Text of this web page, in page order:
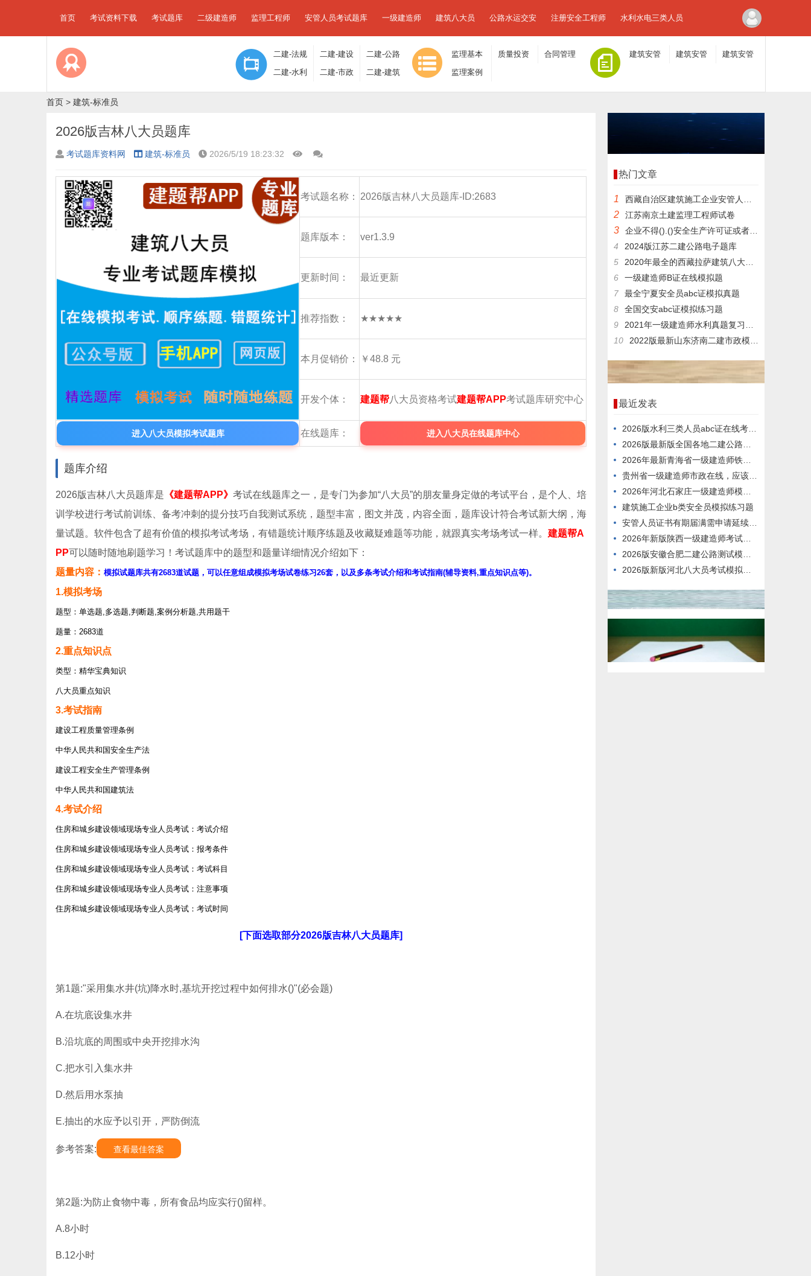
首页 考试资料下载 考试题库 二级建造师 监理工程师 安管人员考试题库 一级建造师 建筑八大员 公路水运交安 注册安全工程师 水利水电三类人员
二建-法规
及相关知
识
二建-建设
工程施工
管理
二建-公路
工程
二建-水利
水电
二建-市政
工程
二建-建筑
工程
监理基本
理论与相
关法规
质量投资 合同管理
监理案例
分析
建筑安管 建筑安管 建筑安管
首页 > 建筑-标准员
2026版吉林八大员题库
考试题库资料网 建筑-标准员 2026/5/19 18:23:32
考试题名称： 2026版吉林八大员题库-ID:2683
题库版本： ver1.3.9
更新时间： 最近更新
推荐指数： ★★★★★
本月促销价： ￥48.8 元
开发个体： 建题帮八大员资格考试建题帮APP考试题库研究中心
进入八大员模拟考试题库 在线题库： 进入八大员在线题库中心
题库介绍
2026版吉林八大员题库是 《建题帮APP》 考试在线题库之一，是专门为参加“八大员”的朋友量身定做的考试平台，是个人、培
训学校进行考试前训练、备考冲刺的提分技巧自我测试系统，题型丰富，图文并茂，内容全面，题库设计符合考试新大纲，海
量试题。软件包含了超有价值的模拟考试考场，有错题统计顺序练题及收藏疑难题等功能，就跟真实考场考试一样。 建题帮A
PP可以随时随地刷题学习！考试题库中的题型和题量详细情况介绍如下：
题量内容： 模拟试题库共有2683道试题，可以任意组成模拟考场试卷练习26套，以及多条考试介绍和考试指南(辅导资料,重点知识点等)。
1.模拟考场
题型：单选题,多选题,判断题,案例分析题,共用题干
题量：2683道
2.重点知识点
类型：精华宝典知识
八大员重点知识
3.考试指南
建设工程质量管理条例
中华人民共和国安全生产法
建设工程安全生产管理条例
中华人民共和国建筑法
4.考试介绍
住房和城乡建设领域现场专业人员考试：考试介绍
住房和城乡建设领域现场专业人员考试：报考条件
住房和城乡建设领域现场专业人员考试：考试科目
住房和城乡建设领域现场专业人员考试：注意事项
住房和城乡建设领域现场专业人员考试：考试时间
[下面选取部分2026版吉林八大员题库]
第1题:"采用集水井(坑)降水时,基坑开挖过程中如何排水()"(必会题)
A.在坑底设集水井
B.沿坑底的周围或中央开挖排水沟
C.把水引入集水井
D.然后用水泵抽
E.抽出的水应予以引开，严防倒流
参考答案: 查看最佳答案
第2题:为防止食物中毒，所有食品均应实行()留样。
A.8小时
B.12小时
热门文章
1 西藏自治区建筑施工企业安管人员考题
2 江苏南京土建监理工程师试卷
3
企业不得().()安全生产许可证或者使用()的安全生产许可证。
4
2024版江苏二建公路电子题库
5
2020年最全的西藏拉萨建筑八大员质量员在线测试模拟练习题及做题软件
6
一级建造师B证在线模拟题
7
最全宁夏安全员abc证模拟真题
8
全国交安abc证模拟练习题
9
2021年一级建造师水利真题复习题库
10
2022版最新山东济南二建市政模拟题
最近发表
2026版水利三类人员abc证在线考核试卷
2026版最新版全国各地二建公路题目
2026年最新青海省一级建造师铁路，到底难不难考？
贵州省一级建造师市政在线，应该怎么考？
2026年河北石家庄一级建造师模拟真题
建筑施工企业b类安全员模拟练习题
安管人员证书有期届满需申请延续的，经安全生产教育培训合格，连续3年内每年度不少于()个学时。
2026年新版陕西一级建造师考试题型
2026版安徽合肥二建公路测试模拟练习题
2026版新版河北八大员考试模拟习题